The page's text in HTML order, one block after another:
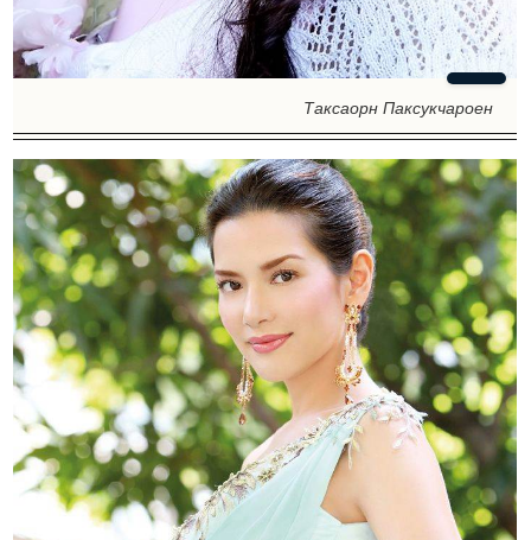
Таксаорн Паксукчароен